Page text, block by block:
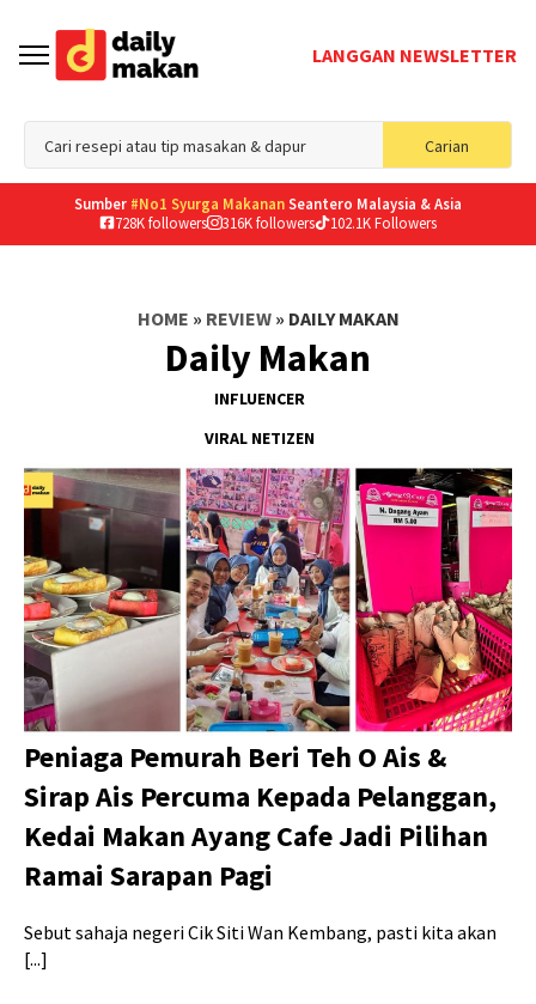
LANGGAN NEWSLETTER
Carian
for:
Sumber #No1 Syurga MakananSeantero Malaysia & Asia
728K followers
316K followers 102.1K Followers
HOME » REVIEW » DAILY MAKAN
Daily Makan
INFLUENCER
VIRAL NETIZEN
Peniaga Pemurah Beri Teh O Ais &
Sirap Ais Percuma Kepada Pelanggan,
Kedai Makan Ayang Cafe Jadi Pilihan
Ramai Sarapan Pagi
Sebut sahaja negeri Cik Siti Wan Kembang, pasti kita akan
[...]